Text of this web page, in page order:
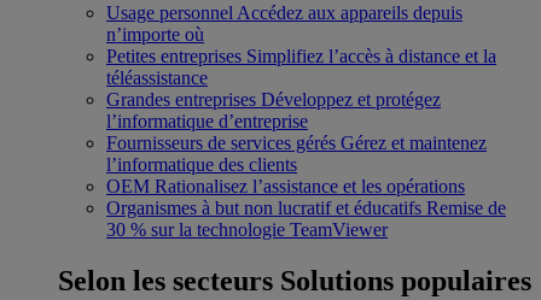
Usage personnel Accédez aux appareils depuis
n’importe où
Petites entreprises Simplifiez l’accès à distance et la
téléassistance
Grandes entreprises Développez et protégez
l’informatique d’entreprise
Fournisseurs de services gérés Gérez et maintenez
l’informatique des clients
OEM Rationalisez l’assistance et les opérations
Organismes à but non lucratif et éducatifs Remise de
30 % sur la technologie TeamViewer
Selon les secteurs Solutions populaires